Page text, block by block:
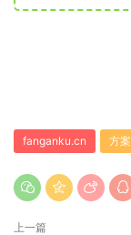
fanganku.cn 方
上一篇